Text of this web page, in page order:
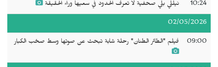
10:24 نيللي بلي صحفية لا تعرف الحدود في سعيها وراء الحقيقة
02/05/2026
09:00 فيلم "الطائر الطنان" رحلة شابة تبحث عن صوتها وسط صخب الكبار